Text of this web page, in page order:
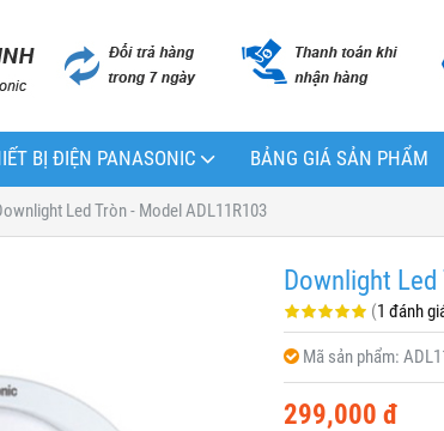
BỊ ĐIỆN PANASONIC BẢNG GIÁ SẢN PHẨM
Led Tròn - Model ADL11R103
Downlight Led
(1 đánh
Mã sản phẩm:
299,000 đ